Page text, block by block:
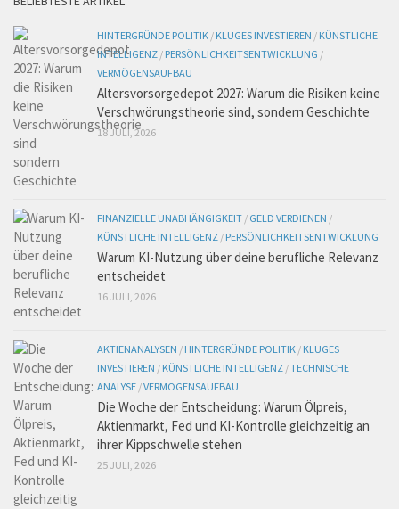
HINTERGRÜNDE POLITIK / KLUGES INVESTIEREN / KÜNSTLICHE
INTELLIGENZ / PERSÖNLICHKEITSENTWICKLUNG /
VERMÖGENSAUFBAU
Altersvorsorgedepot 2027: Warum die Risiken keine
Verschwörungstheorie sind, sondern Geschichte
18 JULI, 2026
FINANZIELLE UNABHÄNGIGKEIT / GELD VERDIENEN /
KÜNSTLICHE INTELLIGENZ / PERSÖNLICHKEITSENTWICKLUNG
Warum KI-Nutzung über deine berufliche Relevanz
entscheidet
16 JULI, 2026
AKTIENANALYSEN / HINTERGRÜNDE POLITIK / KLUGES
INVESTIEREN / KÜNSTLICHE INTELLIGENZ /TECHNISCHE
ANALYSE /VERMÖGENSAUFBAU
Die Woche der Entscheidung: Warum Ölpreis,
Aktienmarkt, Fed und KI-Kontrolle gleichzeitig an
ihrer Kippschwelle stehen
25 JULI, 2026